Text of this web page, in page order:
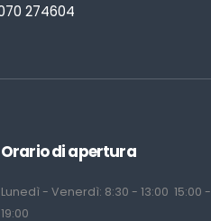
274604
Orario di apertura
Lunedì - Venerdì: 8:30 - 13:00 15:00 -
19:00